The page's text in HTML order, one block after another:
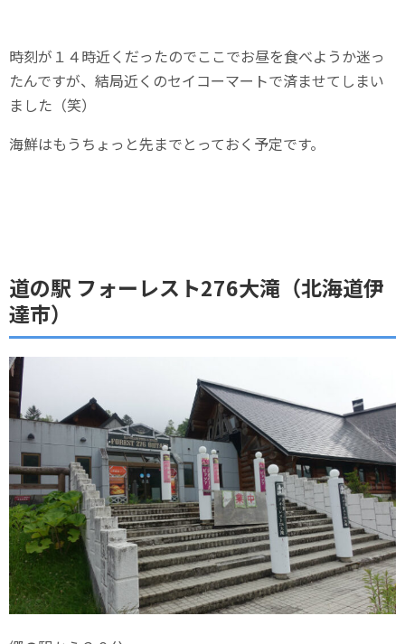
時刻が１４時近くだったのでここでお昼を食べようか迷っ
たんですが、結局近くのセイコーマートで済ませてしまい
ました（笑）
海鮮はもうちょっと先までとっておく予定です。
道の駅 フォーレスト276大滝（北海道伊
達市）